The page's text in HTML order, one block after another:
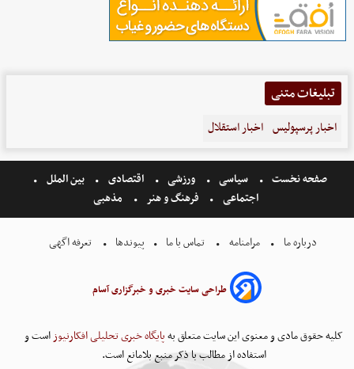
تبلیغات متنی
اخبار پرسپولیس اخبار استقلال
صفحه نخست سیاسی ورزشی اقتصادی
بین الملل
اجتماعی
فرهنگ و هنر مذهبی
درباره ما مرامنامه تماس با ما پیوندها تعرفه اگهی
طراحی سایت خبری و خبرگزاری آسام
کلیه حقوق مادی و معنوی این سایت متعلق بهپایگاه خبری تحلیلی افکارنیوزاست و
استفاده از مطالب با ذکر منبع بلامانع است.